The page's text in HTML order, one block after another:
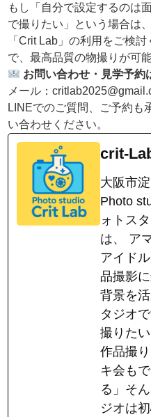
もし「自分で設定するのは
で撮りたい」という場合は
「Crit Lab」の利用をご検
で、最高品質の物撮りが可能
お問い合わせ・見学予約
メール：
LINEでのご質問、ご予約も
い合わせください。
crit-
大阪市
Photo
ォトス
は、 ア
アイド
品撮影
背景を
タジオ
撮りた
作品撮
キ会も
る」そ
ジオは